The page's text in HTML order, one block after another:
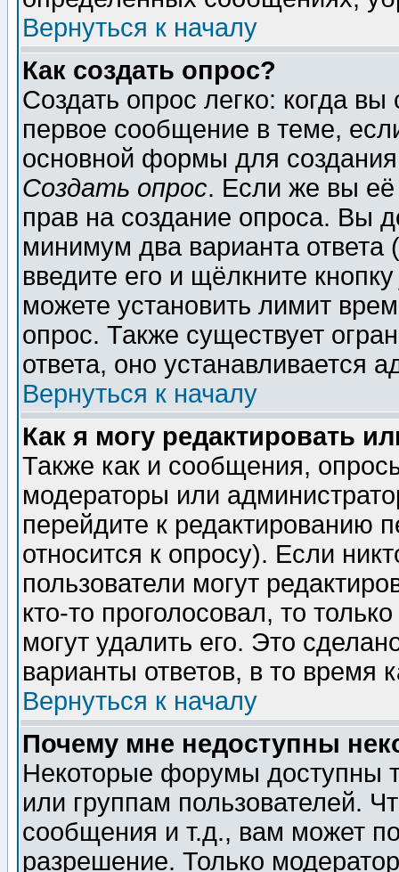
Вернуться к началу
Как создать опрос?
Создать опрос легко: когда
первое сообщение в теме,
основной формы для
Создать опрос. Если же вы её
прав на создание опроса. Вы
минимум два варианта ответа
введите его и щёлкните
можете установить лимит
опрос. Также существует
ответа, оно устанавливается
Вернуться к началу
Как я могу редактировать
Также как и сообщения,
модераторы или
перейдите к редактированию
относится к опросу). Если
пользователи могут
кто-то проголосовал, то
могут удалить его. Это
варианты ответов, в то время
Вернуться к началу
Почему мне недоступны
Некоторые форумы доступны
или группам пользователей.
сообщения и т.д., вам может
разрешение. Только